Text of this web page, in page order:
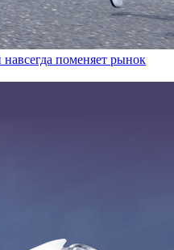
поменяет рынок